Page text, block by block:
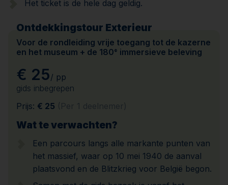
Het ticket is de hele dag geldig.
Ontdekkingstour Exterieur
Voor de rondleiding vrije toegang tot de kazerne
en het museum + de 180° immersieve beleving
€ 25/ pp
gids inbegrepen
Prijs: € 25
Wat te verwachten?
Een parcours langs alle markante punten van
het massief, waar op 10 mei 1940 de aanval
plaatsvond en de Blitzkrieg voor België begon.